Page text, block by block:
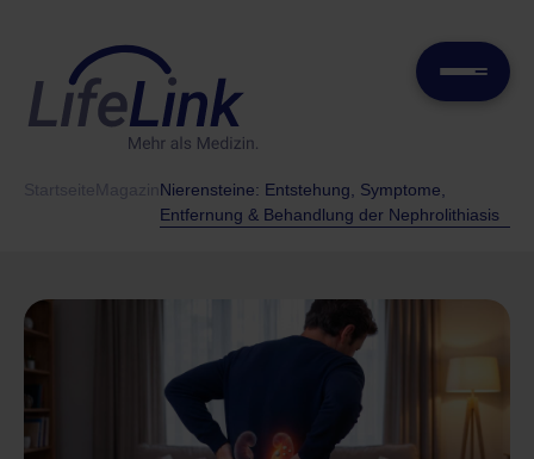
Nierensteine: Entstehung, Symptome,
Entfernung & Behandlung der Nephrolithiasis